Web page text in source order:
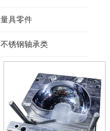
量具零件
不锈钢轴承类